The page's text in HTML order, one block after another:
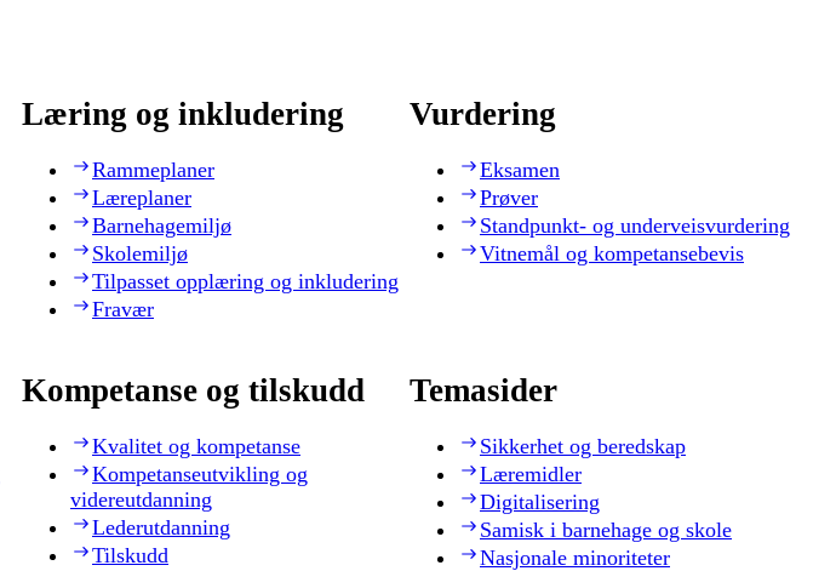
Læring og inkludering
Rammeplaner
Læreplaner
Barnehagemiljø
Skolemiljø
Tilpasset opplæring og inkludering
Fravær
Vurdering
Eksamen
Prøver
Standpunkt- og underveisvurdering
Vitnemål og kompetansebevis
Kompetanse og tilskudd
Kvalitet og kompetanse
Kompetanseutvikling og
videreutdanning
Lederutdanning
Tilskudd
Temasider
Sikkerhet og beredskap
Læremidler
Digitalisering
Samisk i barnehage og skole
Nasjonale minoriteter